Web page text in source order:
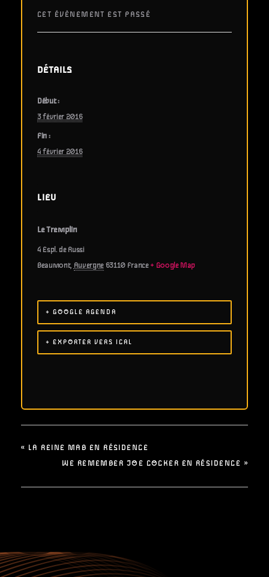
CET ÉVÈNEMENT EST PASSÉ
DÉTAILS
Début :
3 février 2016
Fin :
4 février 2016
LIEU
Le Tremplin
4 Espl. de Russi
Beaumont, Auvergne 63110 France + Google Map
+ GOOGLE AGENDA
+ EXPORTER VERS ICAL
« LA REINE MAB EN RÉSIDENCE
WE REMEMBER JOE COCKER EN RÉSIDENCE »